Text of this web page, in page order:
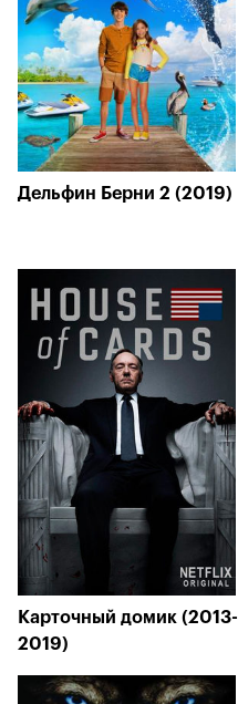
Дельфин Берни 2 (2019)
Карточный домик (2013-
2019)